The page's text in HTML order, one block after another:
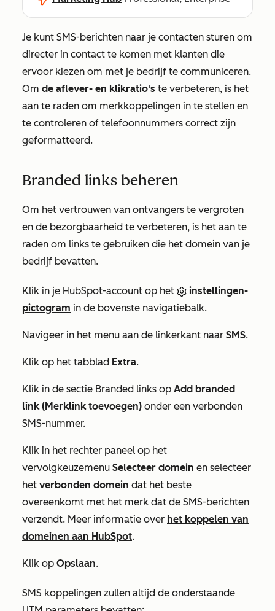
Je kunt SMS-berichten naar je contacten sturen om
directer in contact te komen met klanten die
ervoor kiezen om met je bedrijf te communiceren.
Om de aflever- en klikratio's te verbeteren, is het
aan te raden om merkkoppelingen in te stellen en
te controleren of telefoonnummers correct zijn
geformatteerd.
Branded links beheren
Om het vertrouwen van ontvangers te vergroten
en de bezorgbaarheid te verbeteren, is het aan te
raden om links te gebruiken die het domein van je
bedrijf bevatten.
Klik in je HubSpot-account op het
instellingen-
pictogram in de bovenste navigatiebalk.
Navigeer in het menu aan de linkerkant naar SMS.
Klik op het tabblad Extra.
Klik in de sectie Branded links op Add branded
link (Merklink toevoegen) onder een verbonden
SMS-nummer.
Klik in het rechter paneel op het
vervolgkeuzemenu Selecteer domein en selecteer
het verbonden domein dat het beste
overeenkomt met het merk dat de SMS-berichten
verzendt. Meer informatie over het koppelen van
domeinen aan HubSpot.
Klik op Opslaan.
SMS koppelingen zullen altijd de onderstaande